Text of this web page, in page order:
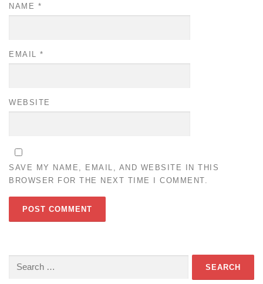
NAME *
EMAIL *
WEBSITE
SAVE MY NAME, EMAIL, AND WEBSITE IN THIS
BROWSER FOR THE NEXT TIME I COMMENT.
Search